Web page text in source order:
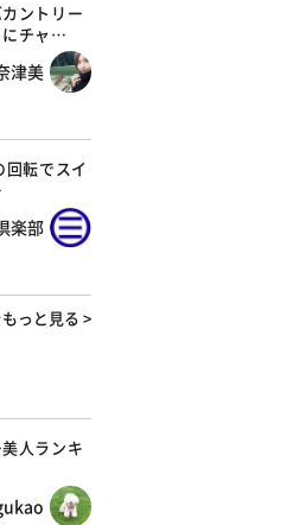
ントリー
にチャ…
津美
転でスイ
楽部
っと見る >
人ランキ